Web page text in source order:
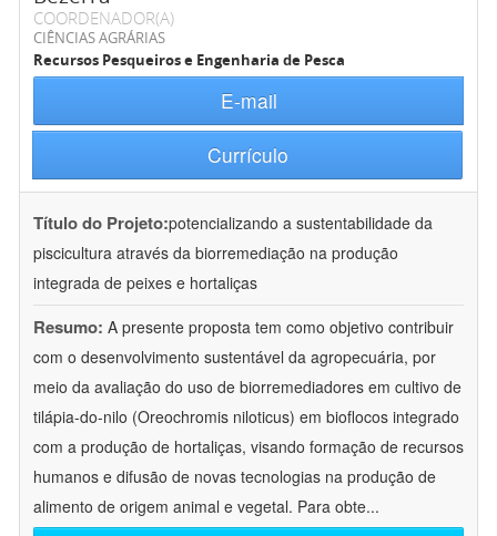
COORDENADOR(A)
CIÊNCIAS AGRÁRIAS
Recursos Pesqueiros e Engenharia de Pesca
E-mail
Currículo
Título do Projeto:potencializando a sustentabilidade da
piscicultura através da biorremediação na produção
integrada de peixes e hortaliças
Resumo: A presente proposta tem como objetivo contribuir
com o desenvolvimento sustentável da agropecuária, por
meio da avaliação do uso de biorremediadores em cultivo de
tilápia-do-nilo (Oreochromis niloticus) em bioflocos integrado
com a produção de hortaliças, visando formação de recursos
humanos e difusão de novas tecnologias na produção de
alimento de origem animal e vegetal. Para obte...